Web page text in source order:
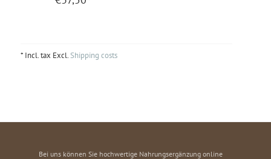
* Incl. tax Excl.Shipping costs
Bei uns können Sie hochwertige Nahrungsergänzung online